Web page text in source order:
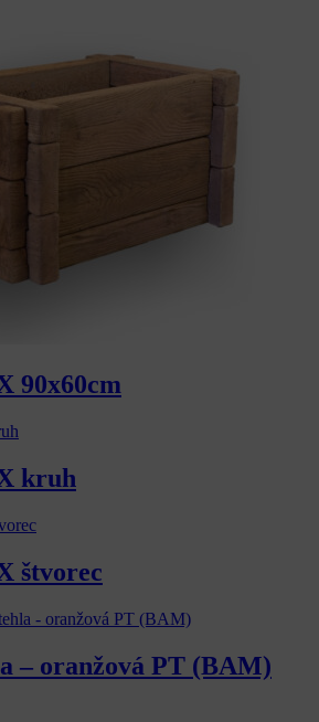
90x60cm
kruh
štvorec
– oranžová PT (BAM)